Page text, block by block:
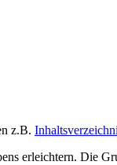
z.B.
erleichtern. Die